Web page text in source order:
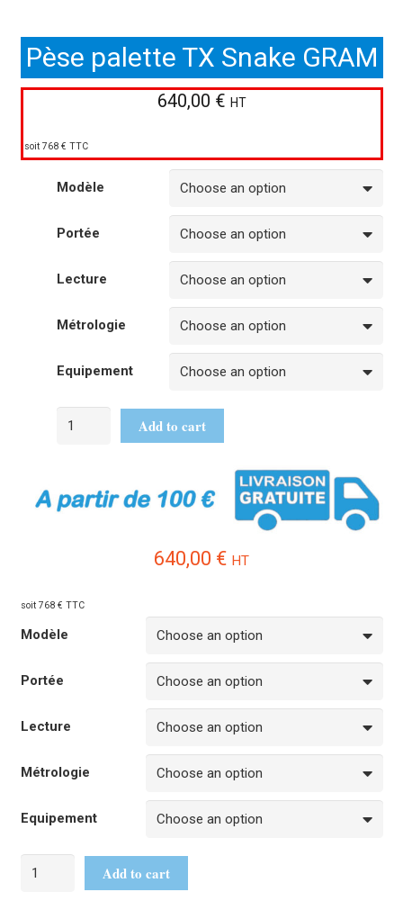
Pèse palette TX Snake GRAM
640,00 € HT
soit 768 € TTC
Modèle
Portée
Lecture
Métrologie
Equipement
Add to cart
640,00 € HT
soit 768 € TTC
Modèle
Portée
Lecture
Métrologie
Equipement
Add to cart